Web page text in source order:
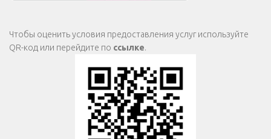
Чтобы оценить условия предоставления услуг используйте
QR-код или перейдите по ссылке.